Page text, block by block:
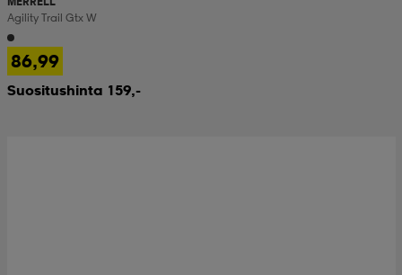
Agility Trail Gtx W
86,99
Suositushinta 159,-